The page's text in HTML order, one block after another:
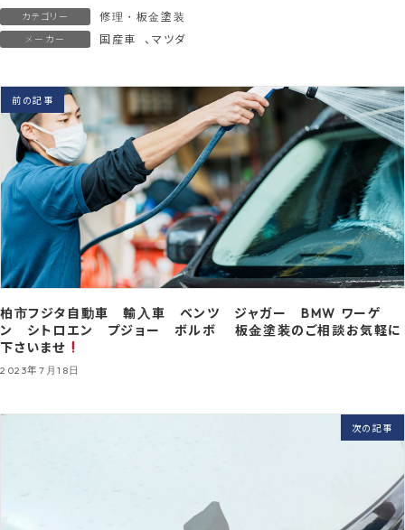
カテゴリー 修理・板金塗装
メーカー 国産車 、マツダ
前の記事
柏市フジタ自動車 輸入車 ベンツ ジャガー BMW ワーゲ
ン シトロエン プジョー ボルボ 板金塗装のご相談お気軽に
下さいませ
2023年7月18日
次の記事